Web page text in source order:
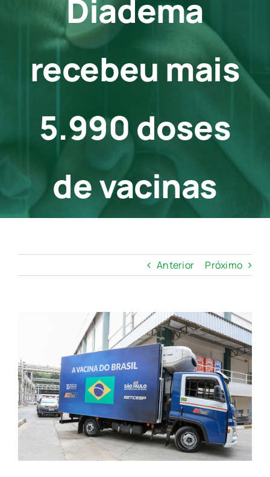
Contato
Diadema
recebeu mais
5.990 doses
de vacinas
Anterior Próximo